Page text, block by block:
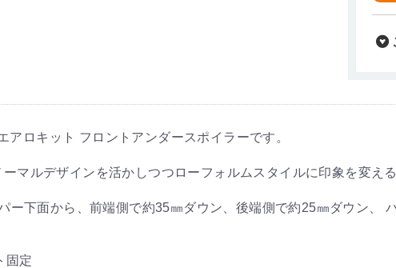
ロキット フロントアンダースポイラーです。
マルデザインを活かしつつローフォルムスタイルに印象を変え
ー下面から、前端側で約35㎜ダウン、後端側で約25㎜ダウン、
固定